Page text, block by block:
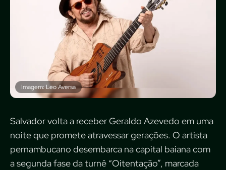
Imagem: Leo Aversa
Salvador volta a receber Geraldo Azevedo em uma
noite que promete atravessar gerações. O artista
pernambucano desembarca na capital baiana com
a segunda fase da turnê “Oitentação”, marcada